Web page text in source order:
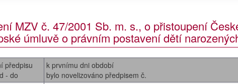
MZV č. 47/2001 Sb. m. s., o přistoupení
úmluvě o právním postavení dětí
předpisu
- do
k prvnímu dni období
bylo novelizováno předpisem č.